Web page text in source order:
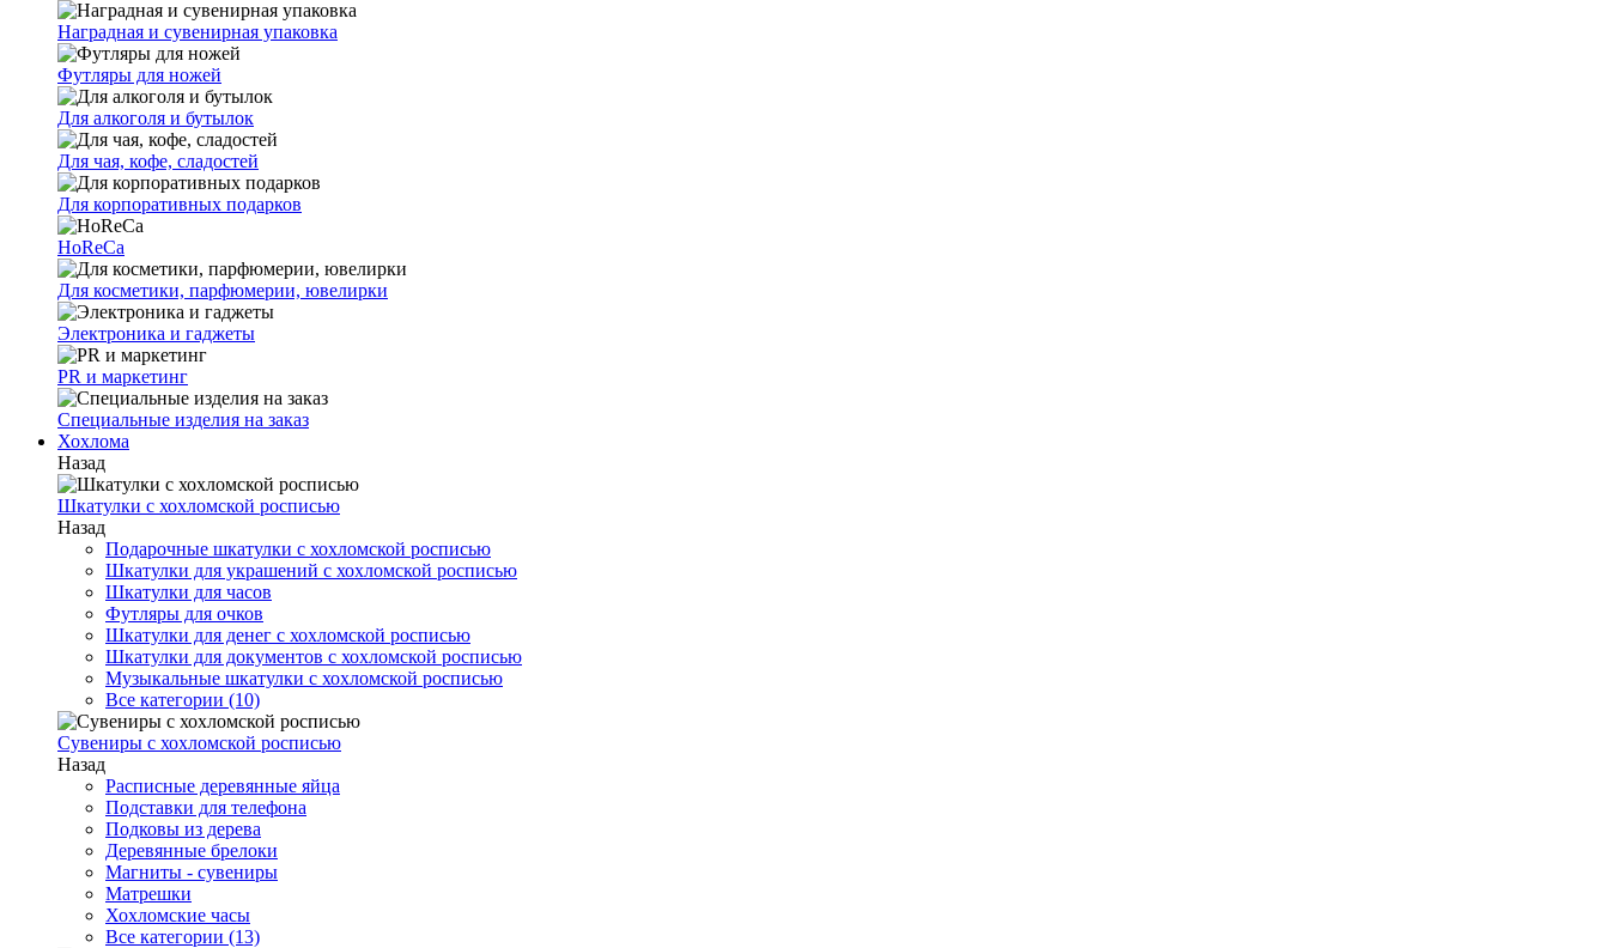
Наградная и сувенирная упаковка
Футляры для ножей
Для алкоголя и бутылок
Для чая, кофе, сладостей
Для корпоративных подарков
HoReCa
Для косметики, парфюмерии, ювелирки
Электроника и гаджеты
PR и маркетинг
Специальные изделия на заказ
Хохлома
Назад
Шкатулки с хохломской росписью
Назад
Подарочные шкатулки с хохломской росписью
Шкатулки для украшений с хохломской росписью
Шкатулки для часов
Футляры для очков
Шкатулки для денег с хохломской росписью
Шкатулки для документов с хохломской росписью
Музыкальные шкатулки с хохломской росписью
Все категории (10)
Сувениры с хохломской росписью
Назад
Расписные деревянные яйца
Подставки для телефона
Подковы из дерева
Деревянные брелоки
Магниты - сувениры
Матрешки
Хохломские часы
Все категории (13)